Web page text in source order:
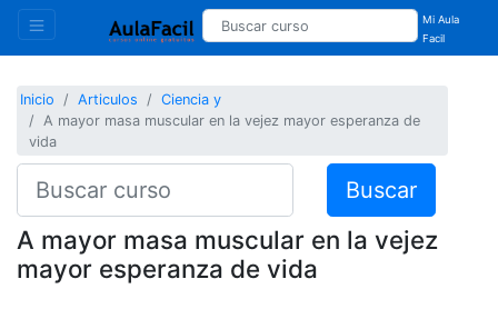
Mi Aula
Facil
Inicio Articulos
Ciencia y
A mayor masa muscular en la vejez mayor esperanza de
vida
Buscar
A mayor masa muscular en la vejez
mayor esperanza de vida